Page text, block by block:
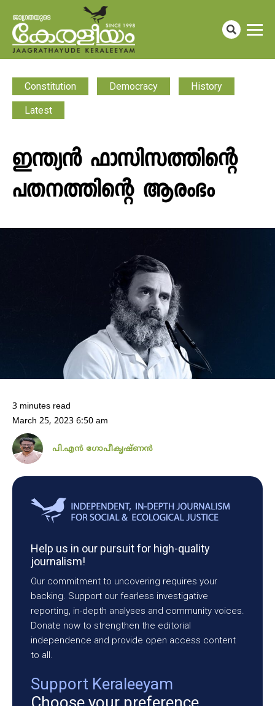
Constitution Democracy History
Latest
ഇന്ത്യൻ ഫാസിസത്തിന്റെ
പതനത്തിന്റെ ആരംഭം
3 minutes read
March 25, 2023 6:50 am
പി.എൻ ഗോപീകൃഷ്ണൻ
Help us in our pursuit for high-quality
journalism!
Our commitment to uncovering requires your
backing. Support our fearless investigative
reporting, in-depth analyses and community voices.
Donate now to strengthen the editorial
independence and provide open access content
to all.
Support Keraleeyam
Choose your preference